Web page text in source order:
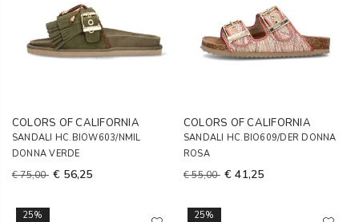
COLORS OF CALIFORNIA
SANDALI HC.BIOW603/NMIL
DONNA VERDE
€ 75,00 € 56,25
COLORS OF CALIFORNIA
SANDALI HC.BIO609/DER DONNA
ROSA
€ 55,00 € 41,25
25% 25%